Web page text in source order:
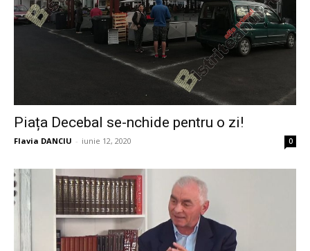
Piața Decebal se-nchide pentru o zi!
Flavia DANCIU - iunie 12, 2020 0